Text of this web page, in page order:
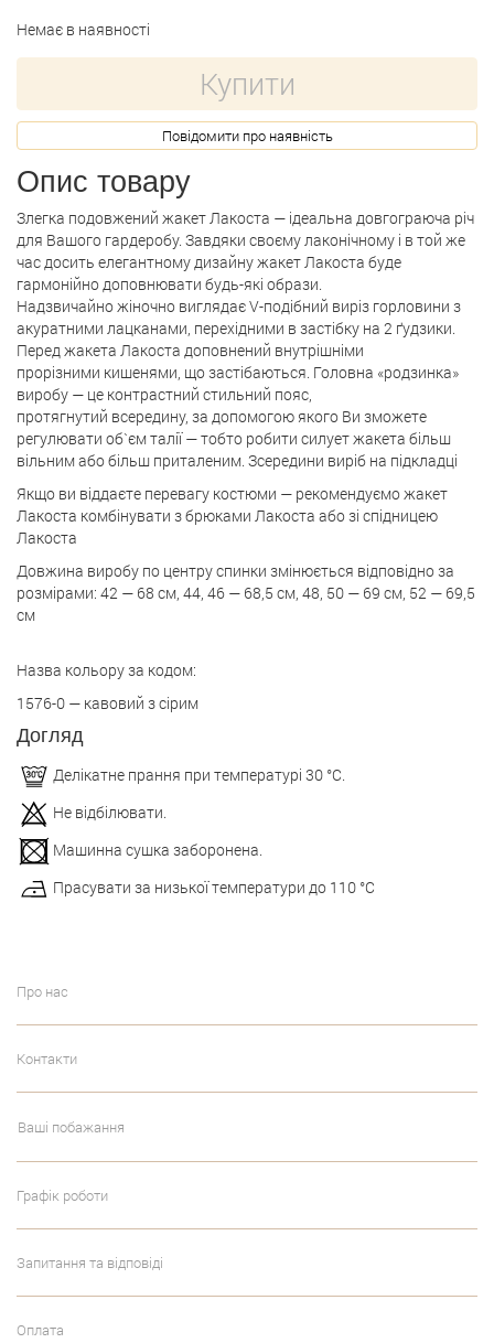
Немає в наявності
Купити
Повідомити про наявність
Опис товару
Злегка подовжений жакет Лакоста — ідеальна довгограюча річ
для Вашого гардеробу. Завдяки своєму лаконічному і в той же
час досить елегантному дизайну жакет Лакоста буде
гармонійно доповнювати будь-які образи.
Надзвичайно жіночно виглядає V-подібний виріз горловини з
акуратними лацканами, перехідними в застібку на 2 ґудзики.
Перед жакета Лакоста доповнений внутрішніми
прорізними кишенями, що застібаються. Головна «родзинка»
виробу — це контрастний стильний пояс,
протягнутий всередину, за допомогою якого Ви зможете
регулювати об`єм талії — тобто робити силует жакета більш
вільним або більш приталеним. Зсередини виріб на підкладці
Якщо ви віддаєте перевагу костюми — рекомендуємо жакет
Лакоста комбінувати з брюками Лакоста або зі спідницею
Лакоста
Довжина виробу по центру спинки змінюється відповідно за
розмірами: 42 — 68 см, 44, 46 — 68,5 см, 48, 50 — 69 см, 52 — 69,5
см
Назва кольору за кодом:
1576-0 — кавовий з сірим
Догляд
Делікатне прання при температурі 30 °С.
Не відбілювати.
Машинна сушка заборонена.
Прасувати за низької температури до 110 °С
Про нас
Контакти
Ваші побажання
Графік роботи
Запитання та відповіді
Оплата